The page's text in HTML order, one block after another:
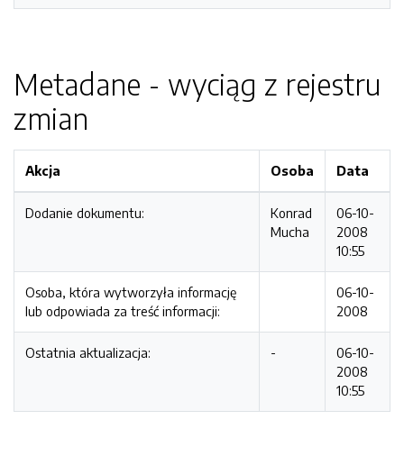
Metadane - wyciąg z rejestru
zmian
Akcja Osoba Data
Dodanie dokumentu:
Konrad
Mucha
06-10-
2008
10:55
Osoba, która wytworzyła informację
lub odpowiada za treść informacji:
06-10-
2008
Ostatnia aktualizacja: -
06-10-
2008
10:55